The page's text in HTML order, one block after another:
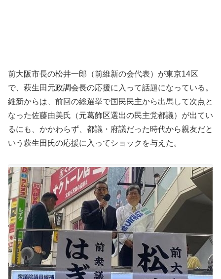
前大阪市長の松井一郎（前維新の会代表）が東京14区
で、萩生田元政調会長の応援に入って話題になっている。
維新からは、前回の総選挙で国民民主から出馬して次点と
なった佐藤由美氏（元葛飾区選出の民主党都議）が出てい
るにも、かかわらず、都議・府議だった時代から親友だと
いう萩生田氏の応援に入ってショックを与えた。